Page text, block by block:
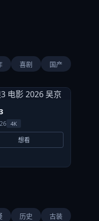
喜剧 国产
4K
想看
历史 古装